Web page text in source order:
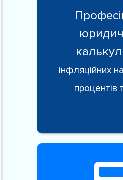
інфляційних
процентів